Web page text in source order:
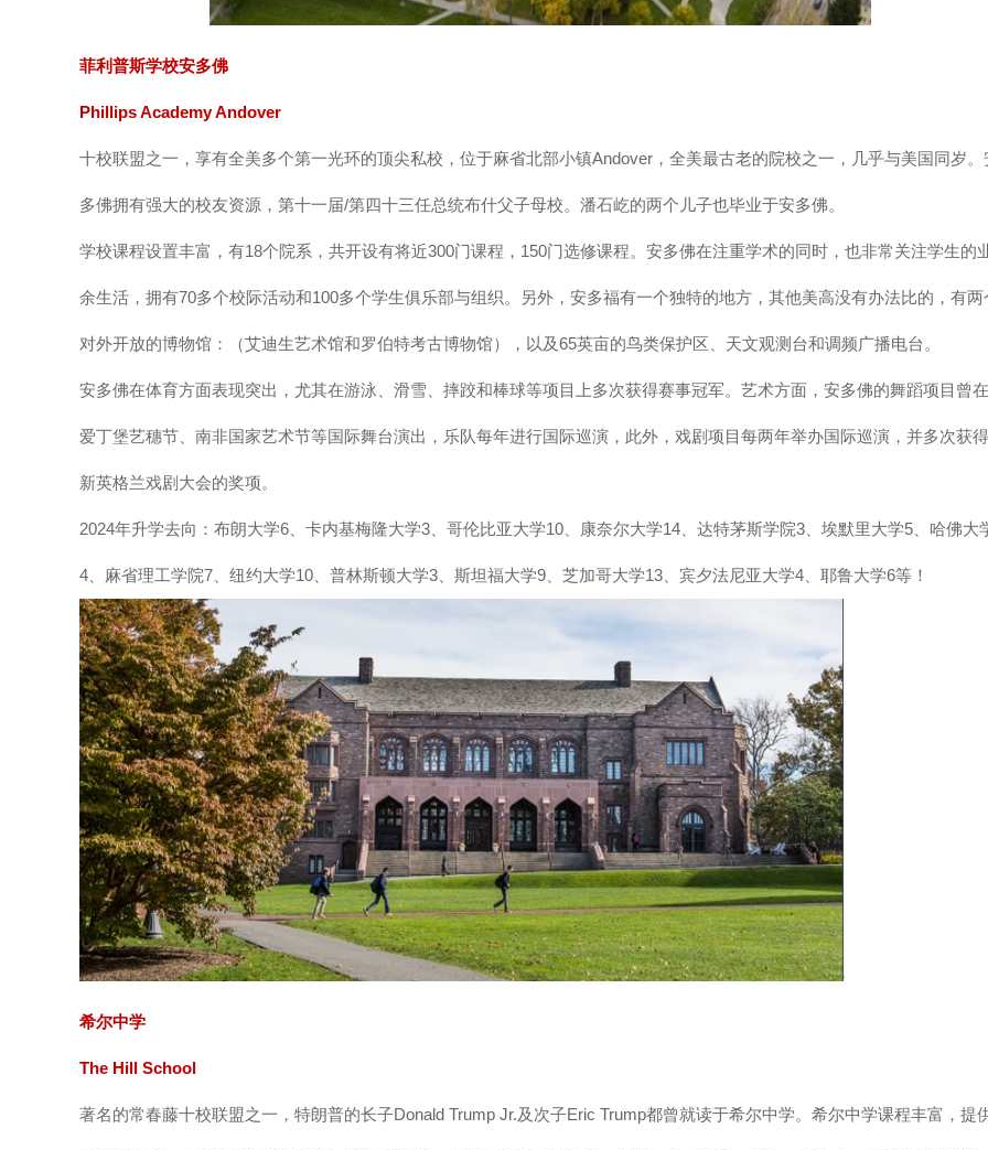
菲利普斯学校安多佛
Phillips Academy Andover
十校联盟之一，享有全美多个第一光环的顶尖私校，位于麻省北部小镇Andover，全美最古老的院校之一，几乎与美国同岁。
多佛拥有强大的校友资源，第十一届/第四十三任总统布什父子母校。潘石屹的两个儿子也毕业于安多佛。
学校课程设置丰富，有18个院系，共开设有将近300门课程，150门选修课程。安多佛在注重学术的同时，也非常关注学生的
余生活，拥有70多个校际活动和100多个学生俱乐部与组织。另外，安多福有一个独特的地方，其他美高没有办法比的，有两
对外开放的博物馆：（艾迪生艺术馆和罗伯特考古博物馆），以及65英亩的鸟类保护区、天文观测台和调频广播电台。
安多佛在体育方面表现突出，尤其在游泳、滑雪、摔跤和棒球等项目上多次获得赛事冠军。艺术方面，安多佛的舞蹈项目曾在
爱丁堡艺穗节、南非国家艺术节等国际舞台演出，乐队每年进行国际巡演，此外，戏剧项目每两年举办国际巡演，并多次获得
新英格兰戏剧大会的奖项。
2024年升学去向：布朗大学6、卡内基梅隆大学3、哥伦比亚大学10、康奈尔大学14、达特茅斯学院3、埃默里大学5、哈佛大
4、麻省理工学院7、纽约大学10、普林斯顿大学3、斯坦福大学9、芝加哥大学13、宾夕法尼亚大学4、耶鲁大学6等！
希尔中学
The Hill School
著名的常春藤十校联盟之一，特朗普的长子Donald Trump Jr.及次子Eric Trump都曾就读于希尔中学。希尔中学课程丰富，提